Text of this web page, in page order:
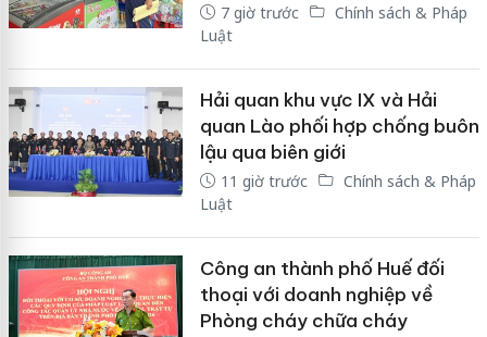
7 giờ trước
Chính sách & Pháp
Luật
Hải quan khu vực IX và Hải
quan Lào phối hợp chống buôn
lậu qua biên giới
11 giờ trước
Chính sách & Pháp
Luật
Công an thành phố Huế đối
thoại với doanh nghiệp về
Phòng cháy chữa cháy